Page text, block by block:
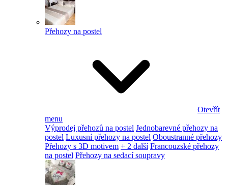
Přehozy na postel
Otevřít
menu
Výprodej přehozů na postel Jednobarevné přehozy na
postel Luxusní přehozy na postel Oboustranné přehozy
Přehozy s 3D motivem + 2 další Francouzské přehozy
na postel Přehozy na sedací soupravy